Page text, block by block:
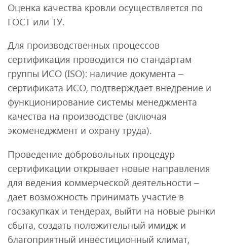
Оценка качества кровли осуществляется по
ГОСТ или ТУ.
Для производственных процессов
сертификация проводится по стандартам
группы ИСО (ISO): наличие документа –
сертификата ИСО, подтверждает внедрение и
функционирование системы менеджмента
качества на производстве (включая
экоменеджмент и охрану труда).
Проведение добровольных процедур
сертификации открывает новые направления
для ведения коммерческой деятельности –
дает возможность принимать участие в
госзакупках и тендерах, выйти на новые рынки
сбыта, создать положительный имидж и
благоприятный инвестиционный климат,